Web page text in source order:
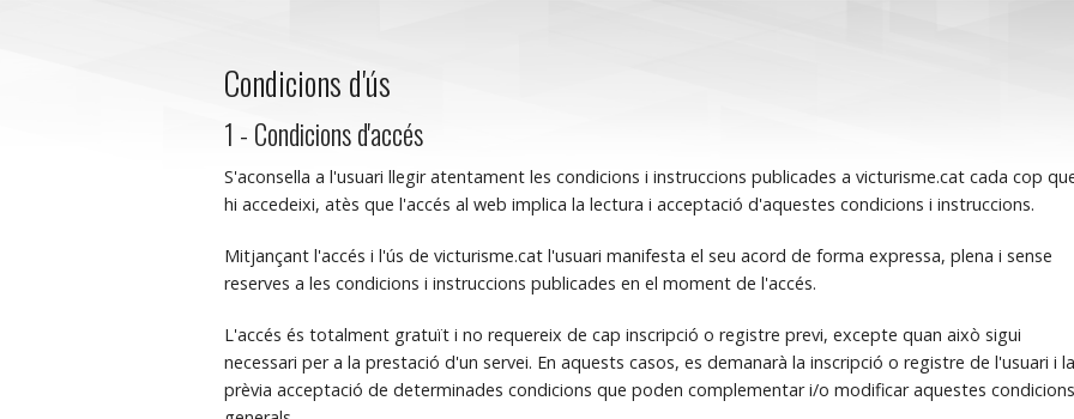
Condicions d'ús
1 - Condicions d'accés
S'aconsella a l'usuari llegir atentament les condicions i instruccions publicades a victurisme.cat cada cop
hi accedeixi, atès que l'accés al web implica la lectura i acceptació d'aquestes condicions i instruccions.
Mitjançant l'accés i l'ús de victurisme.cat l'usuari manifesta el seu acord de forma expressa, plena i sense
reserves a les condicions i instruccions publicades en el moment de l'accés.
L'accés és totalment gratuït i no requereix de cap inscripció o registre previ, excepte quan això sigui
necessari per a la prestació d'un servei. En aquests casos, es demanarà la inscripció o registre de l'usuari i la
prèvia acceptació de determinades condicions que poden complementar i/o modificar aquestes condicions